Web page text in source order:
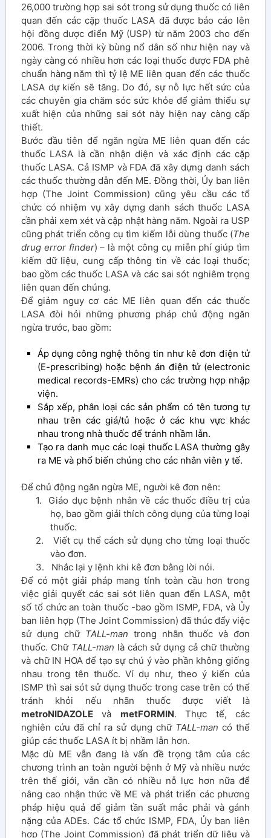
26,000 trường hợp sai sót trong sử dụng thuốc có liên
quan đến các cặp thuốc LASA đã được báo cáo lên
hội đồng dược điển Mỹ (USP) từ năm 2003 cho đến
2006. Trong thời kỳ bùng nổ dân số như hiện nay và
ngày càng có nhiều hơn các loại thuốc được FDA phê
chuẩn hàng năm thì tỷ lệ ME liên quan đến các thuốc
LASA dự kiến sẽ tăng. Do đó, sự nỗ lực hết sức của
các chuyên gia chăm sóc sức khỏe để giảm thiểu sự
xuất hiện của những sai sót này hiện nay càng cấp
thiết.
Bước đầu tiên để ngăn ngừa ME liên quan đến các
thuốc LASA là cần nhận diện và xác định các cặp
thuốc LASA. Cả ISMP và FDA đã xây dựng danh sách
các thuốc thường dẫn đến ME. Đồng thời, Ủy ban liên
hợp (The Joint Commission) cũng yêu cầu các tổ
chức có nhiệm vụ xây dựng danh sách thuốc LASA
cần phải xem xét và cập nhật hàng năm. Ngoài ra USP
cũng phát triển công cụ tìm kiếm lỗi dùng thuốc (The
drug error finder) – là một công cụ miễn phí giúp tìm
kiếm dữ liệu, cung cấp thông tin về các loại thuốc;
bao gồm các thuốc LASA và các sai sót nghiêm trọng
liên quan đến chúng.
Để giảm nguy cơ các ME liên quan đến các thuốc
LASA đòi hỏi những phương pháp chủ động ngăn
ngừa trước, bao gồm:
Áp dụng công nghệ thông tin như kê đơn điện tử
(E-prescribing) hoặc bệnh án điện tử (electronic
medical records-EMRs) cho các trường hợp nhập
viện.
Sắp xếp, phân loại các sản phẩm có tên tương tự
nhau trên các giá/tủ hoặc ở các khu vực khác
nhau trong nhà thuốc để tránh nhầm lẫn.
Tạo ra danh mục các loại thuốc LASA thường gây
ra ME và phổ biến chúng cho các nhân viên y tế.
Để chủ động ngăn ngừa ME, người kê đơn nên:
1. Giáo dục bệnh nhân về các thuốc điều trị của
họ, bao gồm giải thích công dụng của từng loại
thuốc.
2. Viết cụ thể cách sử dụng cho từng loại thuốc
vào đơn.
3. Nhắc lại y lệnh khi kê đơn bằng lời nói.
Để có một giải pháp mang tính toàn cầu hơn trong
việc giải quyết các sai sót liên quan đến LASA, một
số tổ chức an toàn thuốc -bao gồm ISMP, FDA, và Ủy
ban liên hợp (The Joint Commission) đã thúc đẩy việc
sử dụng chữ TALL-man trong nhãn thuốc và đơn
thuốc. Chữ TALL-man là cách sử dụng cả chữ thường
và chữ IN HOA để tạo sự chú ý vào phần không giống
nhau trong tên thuốc. Ví dụ như, theo ý kiến của
ISMP thì sai sót sử dụng thuốc trong case trên có thể
tránh khỏi nếu nhãn thuốc được viết là
metroNIDAZOLEvà metFORMIN. Thực tế, các
nghiên cứu đã chỉ ra sử dụng chữ TALL-man có thể
giúp các thuốc LASA ít bị nhầm lẫn hơn.
Mặc dù ME vẫn đang là vấn đề trọng tâm của các
chương trình an toàn người bệnh ở Mỹ và nhiều nước
trên thế giới, vẫn cần có nhiều nỗ lực hơn nữa để
nâng cao nhận thức về ME và phát triển các phương
pháp hiệu quả để giảm tần suất mắc phải và gánh
nặng của ADEs. Các tổ chức ISMP, FDA, Ủy ban liên
hợp (The Joint Commission) đã phát triển dữ liệu và